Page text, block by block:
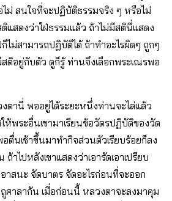
ม่ สนใจที่จะปฏิบัติธรรมจริง ๆ หรือไม่
แสดงว่าใฝ่ธรรมแล้ว ถ้าไม่มีสตินี่แสดง
ไม่สามารถปฏิบัติได้ ถ้าทำอะไรผิดๆ ถูกๆ
สติอยู่กับตัว ดูก็รู้ ท่านจึงเลือกพระเณรพอ
ตานี่ พออยู่ได้ระยะหนึ่งท่านจะไล่แล้ว
ห้พระอื่นเขามาเรียนข้อวัตรปฏิบัติของวัด
ตื่นเช้าขึ้นมาทำกิจส่วนตัวเรียบร้อยก็ลง
าไปหลังเขาแสดงว่าเอารัดเอาเปรียบ
าสนะ จัดบาตร จัดอะไรก่อนที่จะออก
าลากัน เมื่อก่อนนี้ หลวงตาจะลงมาคุม